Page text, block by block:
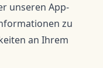
unseren App-
zu
an Ihrem